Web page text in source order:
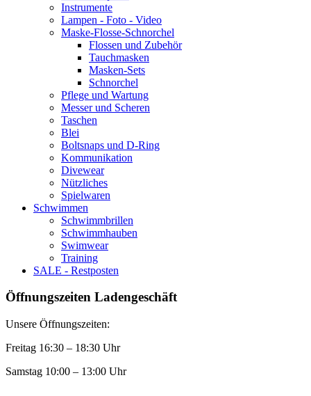
Instrumente
Lampen - Foto - Video
Maske-Flosse-Schnorchel
Flossen und Zubehör
Tauchmasken
Masken-Sets
Schnorchel
Pflege und Wartung
Messer und Scheren
Taschen
Blei
Boltsnaps und D-Ring
Kommunikation
Divewear
Nützliches
Spielwaren
Schwimmen
Schwimmbrillen
Schwimmhauben
Swimwear
Training
SALE - Restposten
Öffnungszeiten Ladengeschäft
Unsere Öffnungszeiten:
Freitag 16:30 – 18:30 Uhr
Samstag 10:00 – 13:00 Uhr